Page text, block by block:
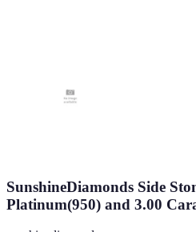
SunshineDiamonds Side
Platinum(950) and 3.00